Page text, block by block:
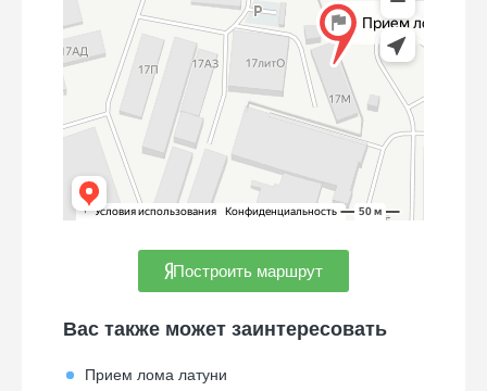
Построить маршрут
Вас также может заинтересовать
Прием лома латуни